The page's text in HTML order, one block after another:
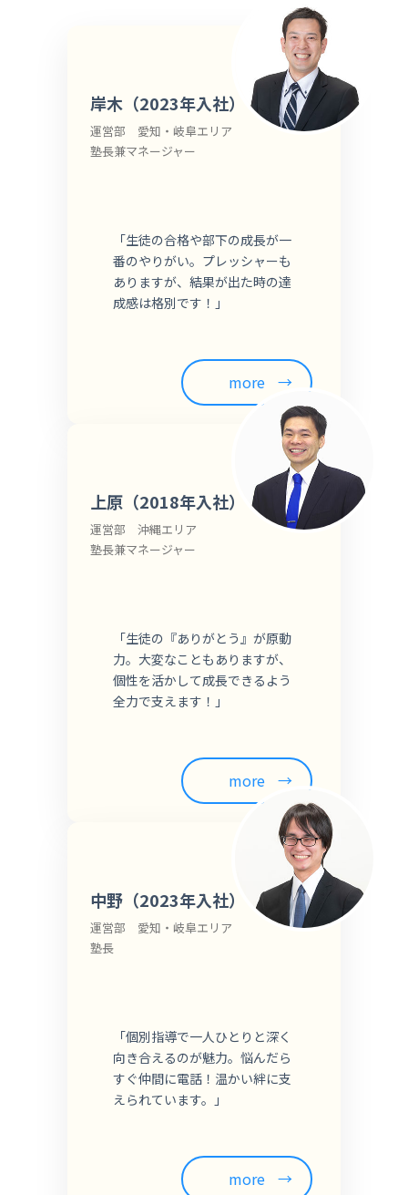
岸木（2023年入社）
運営部 愛知・岐阜エリア
塾長兼マネージャー
「生徒の合格や部下の成長が一
番のやりがい。プレッシャーも
ありますが、結果が出た時の達
成感は格別です！」
more
上原（2018年入社）
運営部 沖縄エリア
塾長兼マネージャー
「生徒の『ありがとう』が原動
力。大変なこともありますが、
個性を活かして成長できるよう
全力で支えます！」
more
中野（2023年入社）
運営部 愛知・岐阜エリア
塾長
「個別指導で一人ひとりと深く
向き合えるのが魅力。悩んだら
すぐ仲間に電話！温かい絆に支
えられています。」
more